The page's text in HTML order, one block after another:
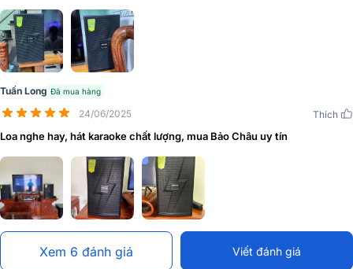
Điểm nhấn đáng chú ý trong thiết kế của loa là logo DOMUS PRO
LOUD có thể xoay và phát sáng. Logo này không chỉ là biểu tượng
của chất lượng và công nghệ tiên tiến mà còn giúp người sử dụng
dễ dàng tích hợp loa vào các không gian khác nhau
Tuấn Long Đã mua hàng
24/06/2025 Thích
Loa nghe hay, hát karaoke chất lượng, mua Bảo Châu uy tín
Xem 6 đánh giá Viết đánh giá